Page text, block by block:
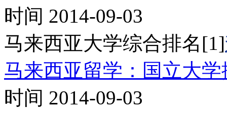
时间 2014-09-03
马来西亚大学综合排名[1]
马来西亚留学：国立大学
时间 2014-09-03